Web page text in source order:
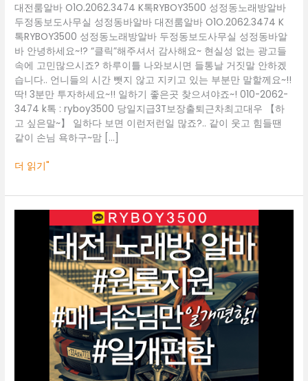
대전룸알바 O1O.2062.3474 K톡RYBOY3500 성정동노래방알바
두정동보도사무실 성정동바알바 대전룸알바 O1O.2062.3474 K
톡RYBOY3500 성정동노래방알바 두정동보도사무실 성정동바알
바 안녕하세요~!? “클릭”해주셔서 감사해요~ 현실성 없는 광고들
속에 고민많으시죠? 하루이틀 나와보시면 들통날 거짓말 안하겠
습니다.. 언니들의 시간 뺏지 않고 지키고 있는 부분만 말할께요~!!
딱! 3분만 투자하세요~!! 일하기 좋은곳 찾으셔야죠~! 010-2062-
3474 k톡 : ryboy3500 당일지급3T보장출퇴근차최고대우 【하
고 싶은말~】 일하다 보면 이런저런일 많죠?.. 같이 웃고 힘들땐
같이 손님 욕하구~맘 […]
노
래
방
알
바
두
정
동
보
도
무
성
정
더 읽기"
O1O.2062.3474
RYBOY3500